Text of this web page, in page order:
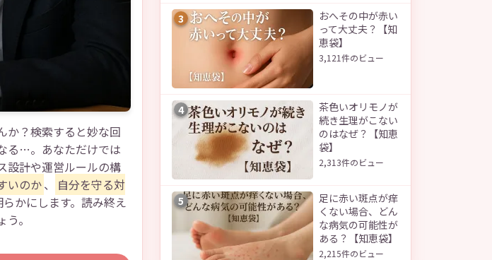
か？検索すると妙な回
る…。あなただけでは
設計や運営ルールの構
いのか、
自分を守る対
かにします。読み終え
。
3
おへその中が赤い
って大丈夫？【知
恵袋】
3,121件のビュー
4
茶色いオリモノが
続き生理がこない
のはなぜ？【知恵
袋】
2,313件のビュー
5
足に赤い斑点が痒
くない場合、どん
な病気の可能性が
ある？【知恵袋】
2,215件のビュー